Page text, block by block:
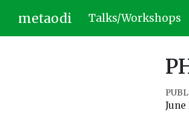
metaodi Talks/Workshops
June